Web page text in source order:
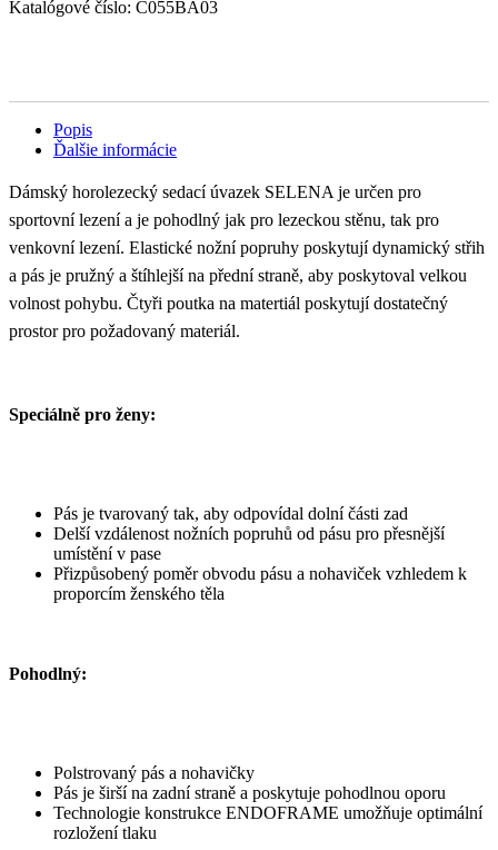
Katalógové číslo: C055BA03
Popis
Ďalšie informácie
Dámský horolezecký sedací úvazek SELENA je určen pro
sportovní lezení a je pohodlný jak pro lezeckou stěnu, tak pro
venkovní lezení. Elastické nožní popruhy poskytují dynamický střih
a pás je pružný a štíhlejší na přední straně, aby poskytoval velkou
volnost pohybu. Čtyři poutka na matertiál poskytují dostatečný
prostor pro požadovaný materiál.
Speciálně pro ženy:
Pás je tvarovaný tak, aby odpovídal dolní části zad
Delší vzdálenost nožních popruhů od pásu pro přesnější
umístění v pase
Přizpůsobený poměr obvodu pásu a nohaviček vzhledem k
proporcím ženského těla
Pohodlný:
Polstrovaný pás a nohavičky
Pás je širší na zadní straně a poskytuje pohodlnou oporu
Technologie konstrukce ENDOFRAME umožňuje optimální
rozložení tlaku